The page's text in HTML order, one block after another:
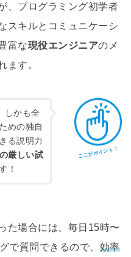
、プログラミング初学者
スキルとコミュニケーシ
富な現役エンジニアのメ
ます。
ここがポイント！
しかも全
めの独自
る説明力
厳しい試
！
た場合には、毎日15時〜
で質問できるので、 効率